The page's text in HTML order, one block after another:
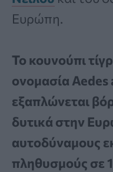
Ευρώπη.
Το κουνούπι
ονομασία
εξαπλώνεται
δυτικά στην
αυτοδύναμους
πληθυσμούς σε